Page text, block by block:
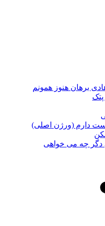
برهان هنوز همونم
دارم (ورژن اصلی)
دگر چه می خواهی